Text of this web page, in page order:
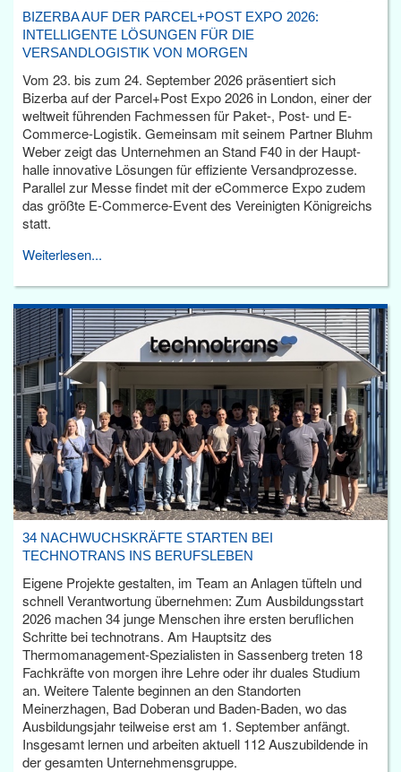
BIZERBA AUF DER PARCEL+POST EXPO 2026:
INTELLIGENTE LÖSUNGEN FÜR DIE
VERSANDLOGISTIK VON MORGEN
Vom 23. bis zum 24. September 2026 präsentiert sich
Bizerba auf der Parcel+Post Expo 2026 in London, einer der
weltweit führenden Fachmessen für Paket-, Post- und E-
Commerce-Logistik. Gemeinsam mit seinem Partner Bluhm
Weber zeigt das Unternehmen an Stand F40 in der Haupt­
halle innovative Lösungen für effiziente Versandprozesse.
Parallel zur Messe findet mit der eCommerce Expo zudem
das größte E-Commerce-Event des Vereinigten Königreichs
statt.
Weiterlesen...
34 NACHWUCHSKRÄFTE STARTEN BEI
TECHNOTRANS INS BERUFSLEBEN
Eigene Projekte gestalten, im Team an Anlagen tüfteln und
schnell Verantwortung übernehmen: Zum Ausbildungsstart
2026 machen 34 junge Menschen ihre ersten beruflichen
Schritte bei technotrans. Am Hauptsitz des
Thermomanagement-Spezialisten in Sassenberg treten 18
Fachkräfte von morgen ihre Lehre oder ihr duales Studium
an. Weitere Talente beginnen an den Standorten
Meinerzhagen, Bad Doberan und Baden-Baden, wo das
Ausbildungsjahr teilweise erst am 1. September anfängt.
Insgesamt lernen und arbeiten aktuell 112 Auszubildende in
der gesamten Unternehmensgruppe.